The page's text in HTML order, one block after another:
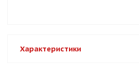
Характеристики